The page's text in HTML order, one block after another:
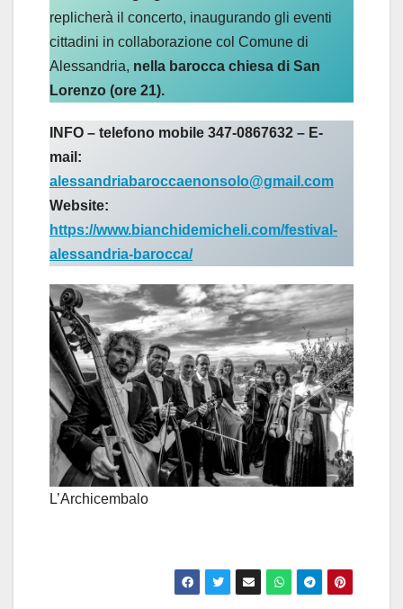
replicherà il concerto, inaugurando gli eventi
cittadini in collaborazione col Comune di
Alessandria, nella barocca chiesa di San
Lorenzo (ore 21).
INFO – telefono mobile 347-0867632 – E-
mail:
alessandriabaroccaenonsolo@gmail.com
Website:
https://www.bianchidemicheli.com/festival-
alessandria-barocca/
L’Archicembalo